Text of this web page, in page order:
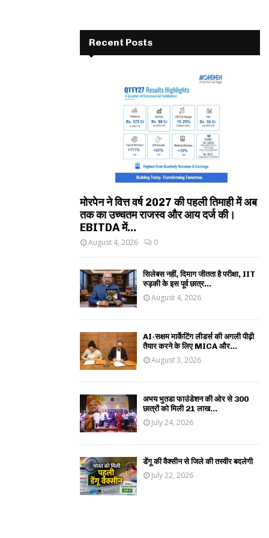
Recent Posts
मोरपेन ने वित्त वर्ष 2027 की पहली तिमाही में अब
तक का उच्चतम राजस्व और आय दर्ज की।
EBITDA में...
August 4, 2026 0
सिलेबस नहीं, दिमाग जीतता है परीक्षा, IIT
रुड़की के इस पूर्व छात्र...
August 4, 2026
AI-सक्षम मार्केटिंग लीडर्स की अगली पीढ़ी
तैयार करने के लिए MICA और...
August 3, 2026
अभय भुतडा फाउंडेशन की ओर से 300
छात्रों को मिली 21 लाख...
July 24, 2026
डेंगू की वैक्सीन से जिले की तस्वीर बदलेगी
July 22, 2026